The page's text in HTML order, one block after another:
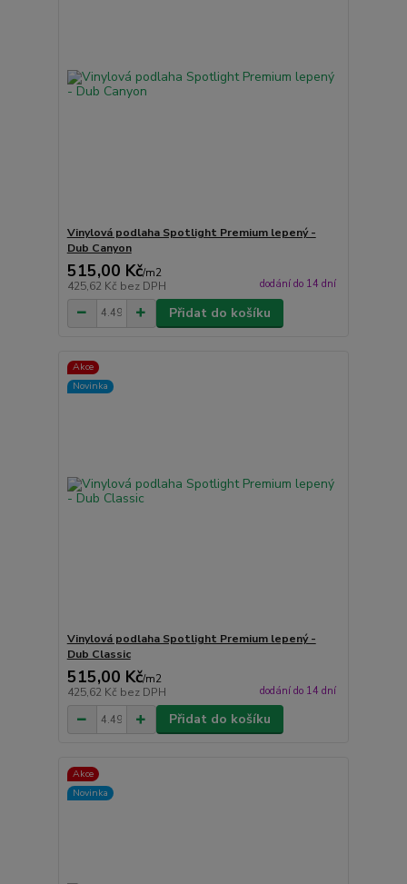
Vinylová podlaha Spotlight Premium lepený -
Dub Canyon
515,00 Kč/m2
425,62 Kč bez DPH dodání do 14 dní
Přidat do košíku
Akce
Novinka
Vinylová podlaha Spotlight Premium lepený -
Dub Classic
515,00 Kč/m2
425,62 Kč bez DPH dodání do 14 dní
Přidat do košíku
Akce
Novinka